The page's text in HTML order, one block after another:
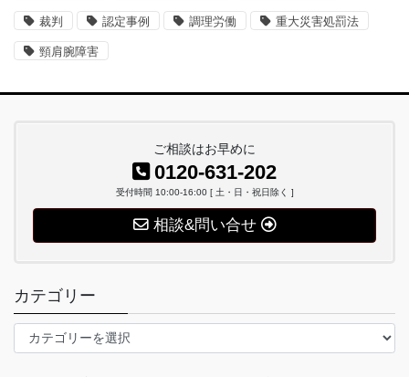
裁判 認定事例 調理労働 重大災害処罰法
頸肩腕障害
ご相談はお早めに
0120-631-202
受付時間 10:00-16:00 [ 土・日・祝日除く ]
相談&問い合せ
カテゴリー
テ